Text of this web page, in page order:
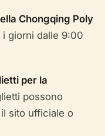
Chongqing Poly
i giorni dalle 9:00
per la
possono
sito ufficiale o